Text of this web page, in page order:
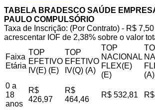
TABELA BRADESCO SAÚDE
PAULO COMPULSÓRIO
Taxa de Inscrição: (Por Contrato) - R$
acrescentar IOF de 2,38% sobre o valor
Faixa
Etária
TOP
EFETIVO
IV(E) (E)
TOP
EFETIVO
IV(Q) (A)
TOP
NACIONAL
FLEX(E)
(E)
(A)
0 a
18
anos
R$
426,97
R$
464,46
R$ 532,81